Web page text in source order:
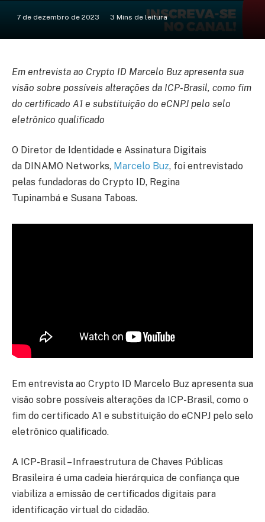
7 de dezembro de 2023 3 Mins de leitura
Em entrevista ao Crypto ID Marcelo Buz apresenta sua
visão sobre possíveis alterações da ICP-Brasil, como fim
do certificado A1 e substituição do eCNPJ pelo selo
eletrônico qualificado
O Diretor de Identidade e Assinatura Digitais
da DINAMO Networks, Marcelo Buz, foi entrevistado
pelas fundadoras do Crypto ID, Regina
Tupinambá e Susana Taboas.
Em entrevista ao Crypto ID Marcelo Buz apresenta sua
visão sobre possíveis alterações da ICP-Brasil, como o
fim do certificado A1 e substituição do eCNPJ pelo selo
eletrônico qualificado.
A ICP-Brasil – Infraestrutura de Chaves Públicas
Brasileira é uma cadeia hierárquica de confiança que
viabiliza a emissão de certificados digitais para
identificação virtual do cidadão.